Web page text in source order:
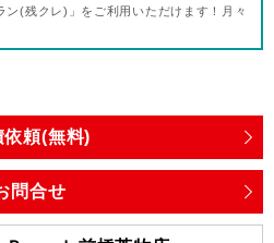
ン(残クレ)」をご利用いただけます！月々
依頼(無料)
問合せ